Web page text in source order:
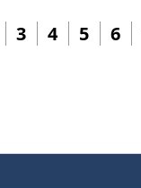
3 4 5 6